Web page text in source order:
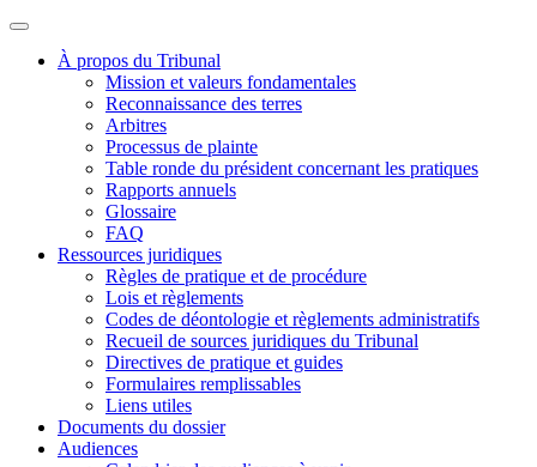
À propos du Tribunal
Mission et valeurs fondamentales
Reconnaissance des terres
Arbitres
Processus de plainte
Table ronde du président concernant les pratiques
Rapports annuels
Glossaire
FAQ
Ressources juridiques
Règles de pratique et de procédure
Lois et règlements
Codes de déontologie et règlements administratifs
Recueil de sources juridiques du Tribunal
Directives de pratique et guides
Formulaires remplissables
Liens utiles
Documents du dossier
Audiences